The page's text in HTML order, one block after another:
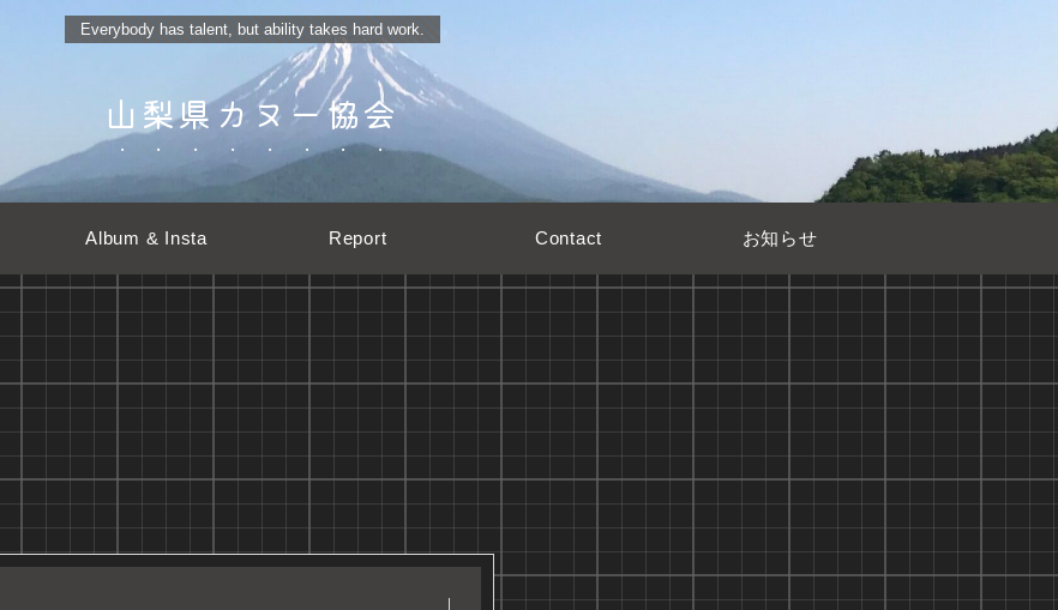
Everybody has talent, but ability takes hard work.
山梨県カヌー協会
Album & Insta Report Contact お知らせ